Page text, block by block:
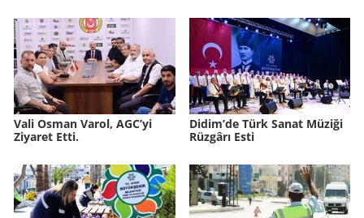
Vali Osman Varol, AGC’yi
Ziyaret Etti.
Didim’de Türk Sanat Mü­zi­ği
Rüz­gâ­rı Esti